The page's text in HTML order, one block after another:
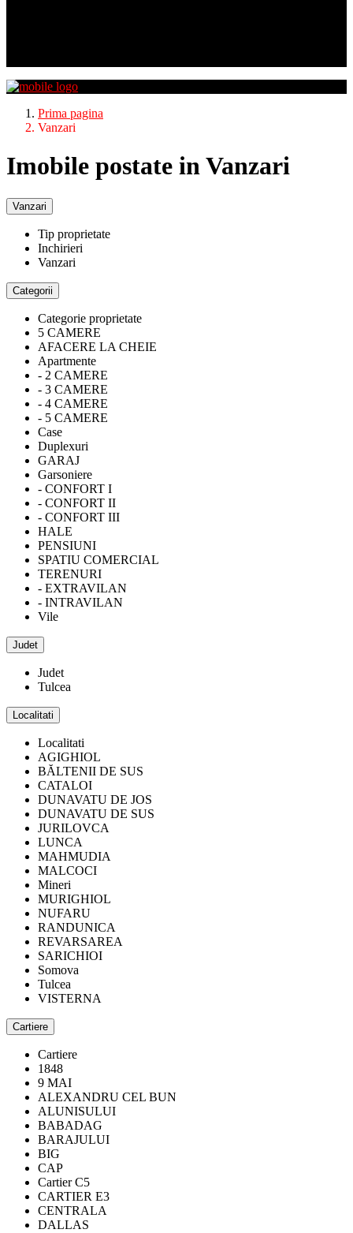
Prima pagina
Vanzari
Imobile postate in Vanzari
Vanzari
Tip proprietate
Inchirieri
Vanzari
Categorii
Categorie proprietate
5 CAMERE
AFACERE LA CHEIE
Apartmente
- 2 CAMERE
- 3 CAMERE
- 4 CAMERE
- 5 CAMERE
Case
Duplexuri
GARAJ
Garsoniere
- CONFORT I
- CONFORT II
- CONFORT III
HALE
PENSIUNI
SPATIU COMERCIAL
TERENURI
- EXTRAVILAN
- INTRAVILAN
Vile
Judet
Judet
Tulcea
Localitati
Localitati
AGIGHIOL
BĂLTENII DE SUS
CATALOI
DUNAVATU DE JOS
DUNAVATU DE SUS
JURILOVCA
LUNCA
MAHMUDIA
MALCOCI
Mineri
MURIGHIOL
NUFARU
RANDUNICA
REVARSAREA
SARICHIOI
Somova
Tulcea
VISTERNA
Cartiere
Cartiere
1848
9 MAI
ALEXANDRU CEL BUN
ALUNISULUI
BABADAG
BARAJULUI
BIG
CAP
Cartier C5
CARTIER E3
CENTRALA
DALLAS